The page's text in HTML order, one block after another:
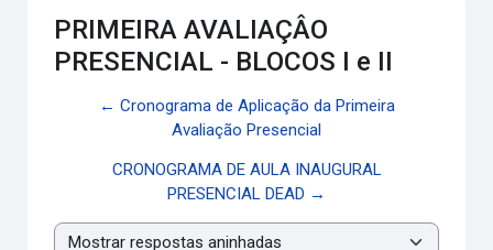
PRIMEIRA AVALIAÇÂO
PRESENCIAL - BLOCOS I e II
← Cronograma de Aplicação da Primeira
Avaliação Presencial
CRONOGRAMA DE AULA INAUGURAL
PRESENCIAL DEAD →